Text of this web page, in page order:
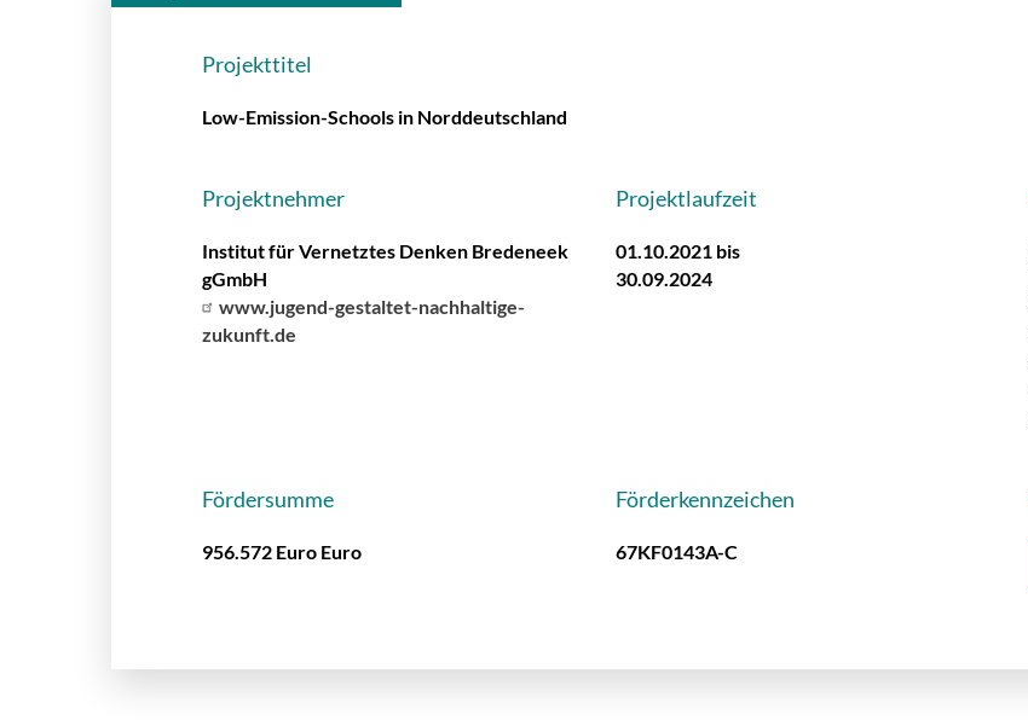
Projekttitel
Low-Emission-Schools in Norddeutschland
Projektnehmer
Institut für Vernetztes Denken Bredeneek
gGmbH
www.jugend-gestaltet-nachhaltige-
zukunft.de
Projektlaufzeit
01.10.2021 bis
30.09.2024
Fördersumme
956.572 Euro Euro
Förderkennzeichen
67KF0143A-C